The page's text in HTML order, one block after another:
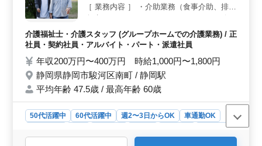
に合わせた働き方が選べます。［ 業務内容 ］ ・介助業務（食事介助、排泄
テーションサポート ・サービス利用者の家
族との相談、助言 等 ［ 備考 ］ ＊車通勤可
しております！
介護福祉士・介護スタッフ (グループホームでの介護業務) / 正
社員・契約社員・アルバイト・パート・派遣社員
年収200万円〜400万円 時給1,000円〜1,800円
静岡県静岡市駿河区南町 / 静岡駅
平均年齢 47.5歳 / 最高年齢 60歳
50代活躍中 60代活躍中 週2〜3日からOK
車通勤OK
派遣社員
介護福祉士・介護スタッフ